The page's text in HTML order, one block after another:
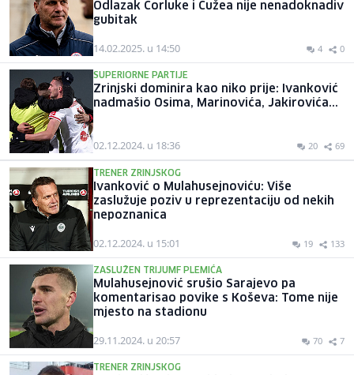
Odlazak Ćorluke i Ćužea nije nenadoknadiv
gubitak
14.02.2025. u 14:50 4 0
SUPERIORNE PARTIJE
Zrinjski dominira kao niko prije: Ivanković
nadmašio Osima, Marinovića, Jakirovića...
02.12.2024. u 18:36 20 69
TRENER ZRINJSKOG
Ivanković o Mulahusejnoviću: Više
zaslužuje poziv u reprezentaciju od nekih
nepoznanica
02.12.2024. u 15:01 19 133
ZASLUŽEN TRIJUMF PLEMIĆA
Mulahusejnović srušio Sarajevo pa
komentarisao povike s Koševa: Tome nije
mjesto na stadionu
29.11.2024. u 20:57 70 7
TRENER ZRINJSKOG